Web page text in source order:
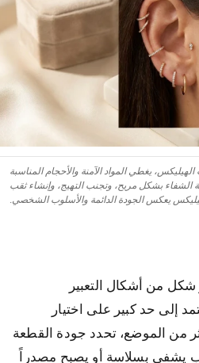
يغطي المواد الآمنة والأحجام المناسبة
الشفاء بشكل مريح، وتجنب التهيج، وإنشاء ثقب
يعكس الجودة الدائمة والأسلوب الشخصي.
من أشكال التعبير
إلى حد كبير على اختيار
من الموضع، تحدد جودة القطعة
يشفى بسلاسة أو يصبح مصدراً